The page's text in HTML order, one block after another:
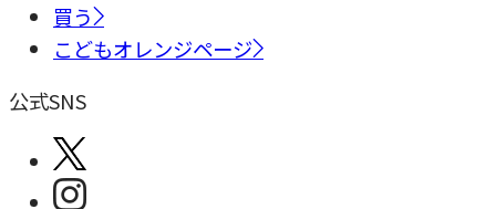
買う
こどもオレンジページ
公式SNS